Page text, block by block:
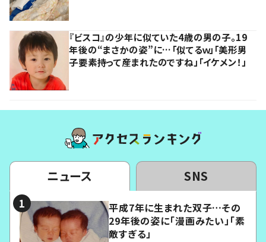
『ビスコ』の少年に似ていた4歳の男の子。19
年後の“まさかの姿”に…「似てるｗ」「美形男
子要素持って産まれたのですね」「イケメン！」
ニュース SNS
平成7年に生まれた双子…その
29年後の姿に「漫画みたい」「素
敵すぎる」